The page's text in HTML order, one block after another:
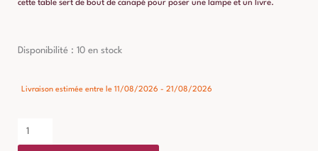
cette table sert de bout de canapé pour poser une lampe et un livre.
Disponibilité : 10 en stock
Livraison estimée entre le 11/08/2026 - 21/08/2026
quantité
Table
Crème
Ixia